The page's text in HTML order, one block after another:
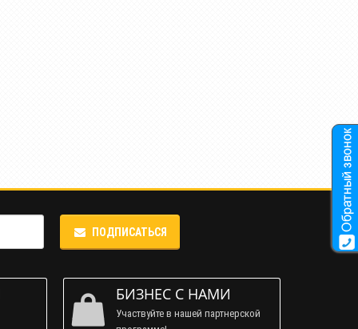
ПОДПИСАТЬСЯ
БИЗНЕС С НАМИ
Участвуйте в нашей партнерской